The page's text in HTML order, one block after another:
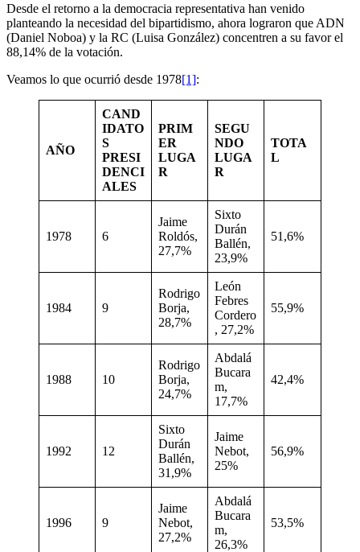
Desde el retorno a la democracia representativa han venido
planteando la necesidad del bipartidismo, ahora lograron que ADN
(Daniel Noboa) y la RC (Luisa González) concentren a su favor el
88,14% de la votación.
Veamos lo que ocurrió desde 1978[1]:
AÑO
CAND
IDATO
S
PRESI
DENCI
ALES
PRIM
ER
LUGA
R
SEGU
NDO
LUGA
R
TOTA
L
1978 6
Jaime
Roldós,
27,7%
Sixto
Durán
Ballén,
23,9%
51,6%
1984 9
Rodrigo
Borja,
28,7%
León
Febres
Cordero
, 27,2%
55,9%
1988 10
Rodrigo
Borja,
24,7%
Abdalá
Bucara
m,
17,7%
42,4%
1992 12
Sixto
Durán
Ballén,
31,9%
Jaime
Nebot,
25%
56,9%
1996 9
Jaime
Nebot,
27,2%
Abdalá
Bucara
m,
26,3%
53,5%